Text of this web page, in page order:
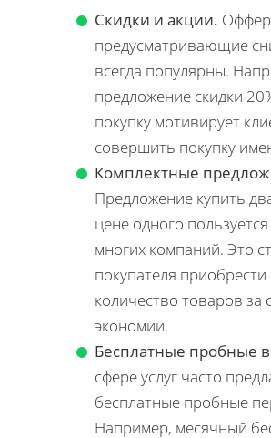
Скидки и акции.
предусматривающие
всегда популярны.
предложение скидки
покупку мотивирует
совершить покупку
Комплектные
Предложение купить
цене одного
многих компаний. Это
покупателя
количество товаров за
экономии.
Бесплатные пробные
сфере услуг часто
бесплатные пробные
Например, месячный